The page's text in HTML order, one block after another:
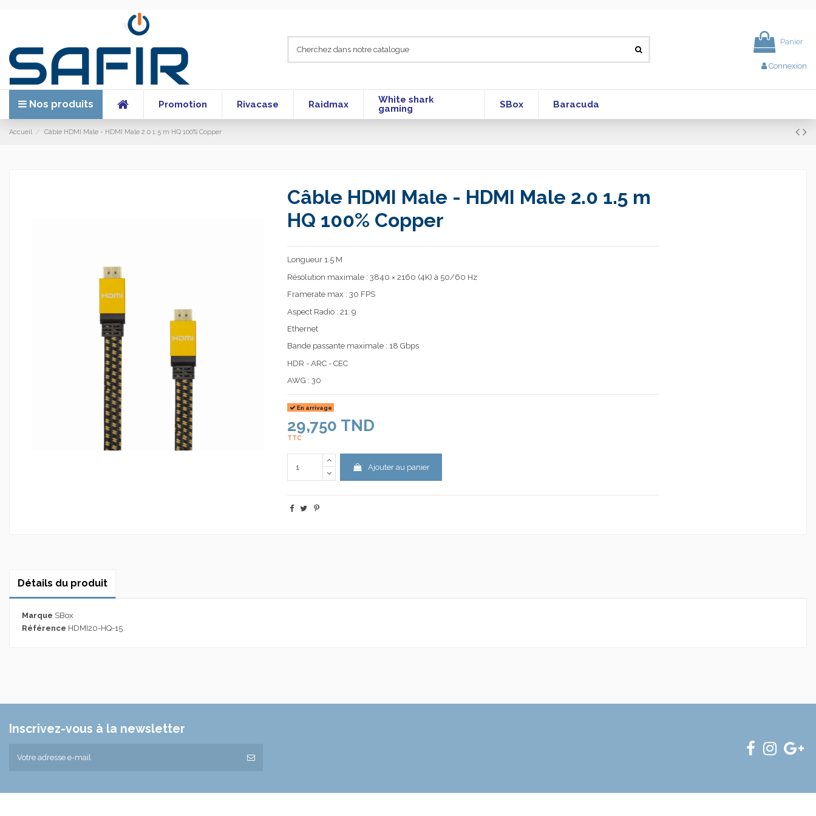
Panier
Connexion
Nos produits Promotion Rivacase Raidmax
White shark
gaming
SBox Baracuda
Accueil Câble HDMI Male - HDMI Male 2.0 1.5 m HQ 100% Copper
Câble HDMI Male - HDMI Male 2.0 1.5 m
HQ 100% Copper
Longueur 1.5 M
Résolution maximale : 3840 × 2160 (4K) à 50/60 Hz
Framerate max : 30 FPS
Aspect Radio : 21: 9
Ethernet
Bande passante maximale : 18 Gbps
HDR - ARC - CEC
AWG : 30
En arrivage
29,750 TND
TTC
Ajouter au panier
Détails du produit
Marque SBox
Référence HDMI20-HQ-15
Inscrivez-vous à la newsletter